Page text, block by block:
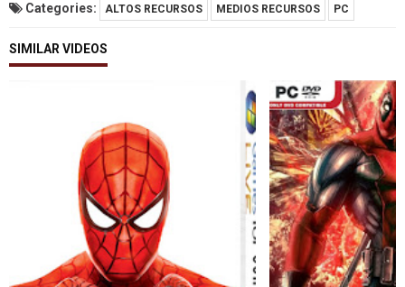
Categories: ALTOS RECURSOS MEDIOS RECURSOS PC
SIMILAR VIDEOS